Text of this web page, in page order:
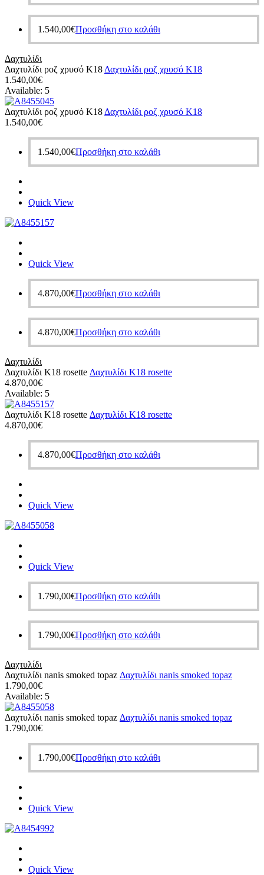
1.540,00€Προσθήκη στο καλάθι
Δαχτυλίδι
Δαχτυλίδι ροζ χρυσό Κ18 Δαχτυλίδι ροζ χρυσό Κ18
1.540,00€
Available: 5
Δαχτυλίδι ροζ χρυσό Κ18 Δαχτυλίδι ροζ χρυσό Κ18
1.540,00€
1.540,00€Προσθήκη στο καλάθι
Quick View
Quick View
4.870,00€Προσθήκη στο καλάθι
4.870,00€Προσθήκη στο καλάθι
Δαχτυλίδι
Δαχτυλίδι Κ18 rosette Δαχτυλίδι Κ18 rosette
4.870,00€
Available: 5
Δαχτυλίδι Κ18 rosette Δαχτυλίδι Κ18 rosette
4.870,00€
4.870,00€Προσθήκη στο καλάθι
Quick View
Quick View
1.790,00€Προσθήκη στο καλάθι
1.790,00€Προσθήκη στο καλάθι
Δαχτυλίδι
Δαχτυλίδι nanis smoked topaz Δαχτυλίδι nanis smoked topaz
1.790,00€
Available: 5
Δαχτυλίδι nanis smoked topaz Δαχτυλίδι nanis smoked topaz
1.790,00€
1.790,00€Προσθήκη στο καλάθι
Quick View
Quick View